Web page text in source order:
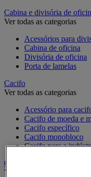
Cabina e divisória de
Ver todas as categorias
Acessórios para
Cabina de oficina
Divisória de oficina
Porta de lamelas
Cacifo
Ver todas as categorias
Acessório para
Cacifo de moeda e
Cacifo específico
Cacifo monobloco
Cacifo para a
Carro e reboque de
Ver todas as categorias